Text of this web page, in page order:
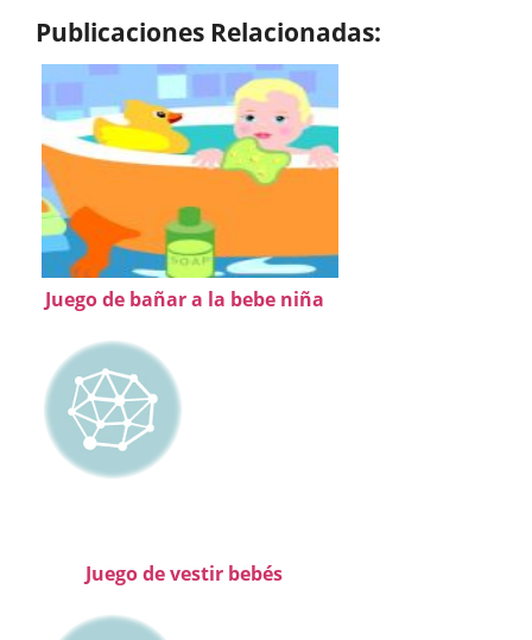
Publicaciones Relacionadas:
Juego de bañar a la bebe niña
Juego de vestir bebés